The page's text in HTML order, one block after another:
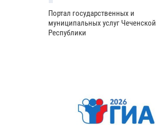
Портал государственных и
муниципальных услуг Чеченской
Республики